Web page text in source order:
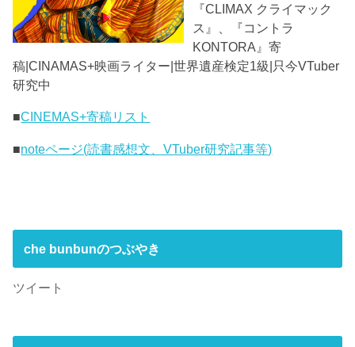
『CLIMAX クライマック
ス』、『コントラ
KONTORA』寄
稿|CINAMAS+映画ライター|世界遺産検定1級|只今VTuber
研究中
■CINEMAS+寄稿リスト
■noteページ(読書感想文、VTuber研究記事等)
che bunbunのつぶやき
ツイート